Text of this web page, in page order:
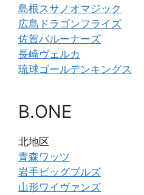
島根スサノオマジック
広島ドラゴンフライズ
佐賀バルーナーズ
長崎ヴェルカ
琉球ゴールデンキングス
B.ONE
北地区
青森ワッツ
岩手ビッグブルズ
山形ワイヴァンズ